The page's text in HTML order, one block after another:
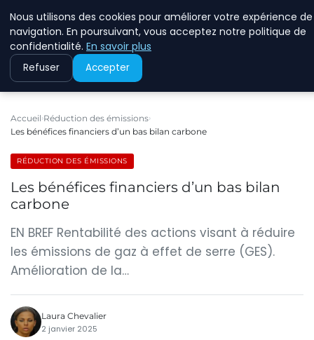
Accueil Réduction des émissions
Les bénéfices financiers d’un bas bilan carbone
RÉDUCTION DES ÉMISSIONS
Les bénéfices financiers d’un bas bilan
carbone
EN BREF Rentabilité des actions visant à réduire
les émissions de gaz à effet de serre (GES).
Amélioration de la…
Laura Chevalier
2 janvier 2025
Nous utilisons des cookies pour améliorer votre expérience de
navigation. En poursuivant, vous acceptez notre politique de
confidentialité. En savoir plus
Refuser Accepter